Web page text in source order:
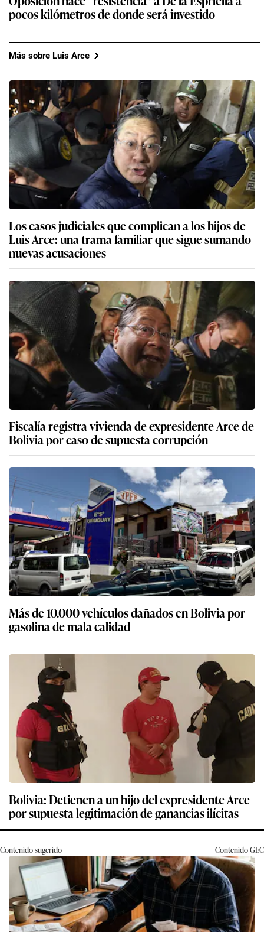
pocos kilómetros de donde será investido
Más sobre Luis Arce
Los casos judiciales que complican a los hijos de
Luis Arce: una trama familiar que sigue sumando
nuevas acusaciones
Fiscalía registra vivienda de expresidente Arce de
Bolivia por caso de supuesta corrupción
Más de 10.000 vehículos dañados en Bolivia por
gasolina de mala calidad
Bolivia: Detienen a un hijo del expresidente Arce
por supuesta legitimación de ganancias ilícitas
Contenido sugerido ContenidoGEC